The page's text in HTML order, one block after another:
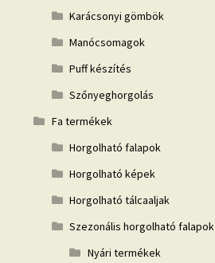
Karácsonyi gömbök
Manócsomagok
Puff készítés
Szőnyeghorgolás
Fa termékek
Horgolható falapok
Horgolható képek
Horgolható tálcaaljak
Szezonális horgolható falapok
Nyári termékek